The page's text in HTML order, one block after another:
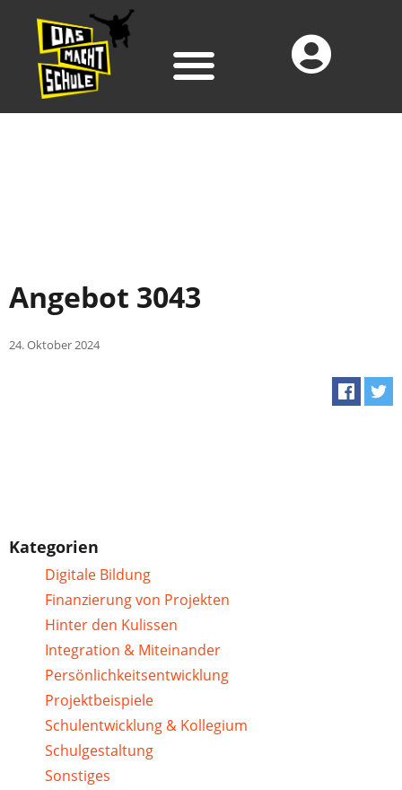
Angebot 3043
24. Oktober 2024
Kategorien
Digitale Bildung
Finanzierung von Projekten
Hinter den Kulissen
Integration & Miteinander
Persönlichkeitsentwicklung
Projektbeispiele
Schulentwicklung & Kollegium
Schulgestaltung
Sonstiges